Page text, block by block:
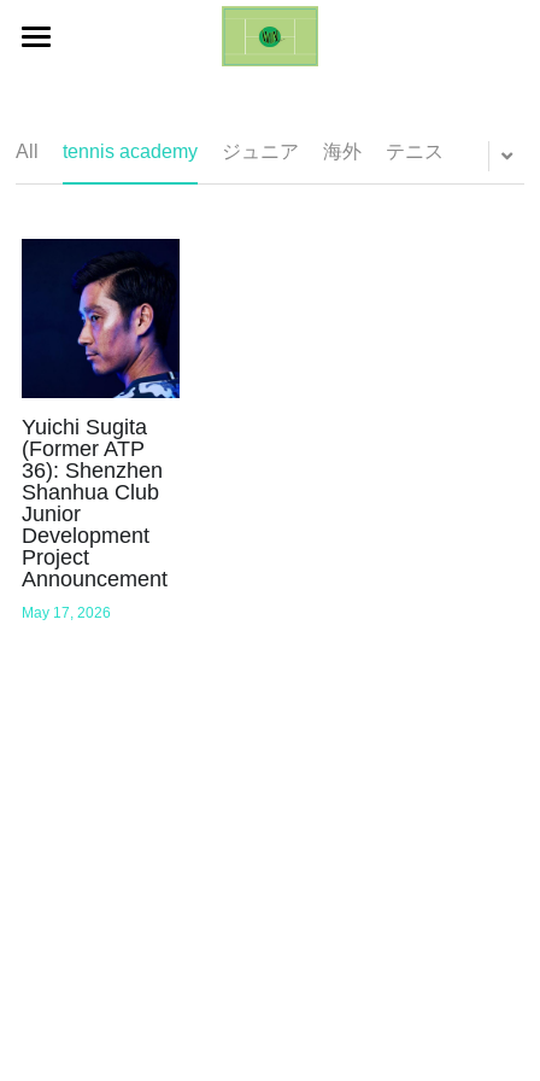
Inquires
English
English
日本語
All tennis academy ジュニア 海外 テニス
Yuichi Sugita
(Former ATP
36): Shenzhen
Shanhua Club
Junior
Development
Project
Announcement
May 17, 2026